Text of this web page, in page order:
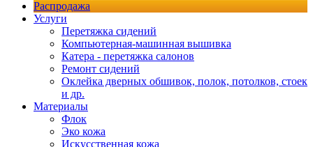
Распродажа
Услуги
Перетяжка сидений
Компьютерная-машинная вышивка
Катера - перетяжка салонов
Ремонт сидений
Оклейка дверных обшивок, полок, потолков, стоек
и др.
Материалы
Флок
Эко кожа
Искусственная кожа